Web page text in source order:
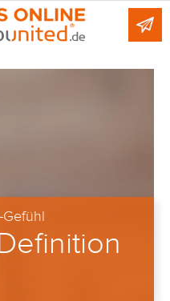
Gefühl